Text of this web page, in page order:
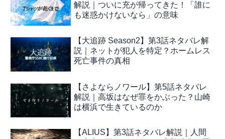
解説｜ついに充が帰ってきた！「誰に
も迷惑かけないなら」の意味
【大追跡 Season2】第3話ネタバレ解
説｜ネットが犯人を特定？ホームレス
死亡事件の真相
【さよならノワール】第5話ネタバレ
解説｜高坂はなぜ罪をかぶった？山崎
は横浜で生きているのか
【ALIUS】第3話ネタバレ解説｜人間